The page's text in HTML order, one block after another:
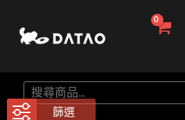
要
內
搜
尋
篩選